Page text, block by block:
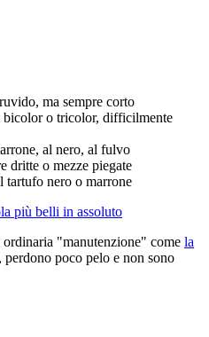
ma sempre corto
bicolor o tricolor, difficilmente
al nero, al fulvo
dritte o mezze piegate
nero o marrone
più belli in assoluto
"manutenzione" come la
perdono poco pelo e non sono